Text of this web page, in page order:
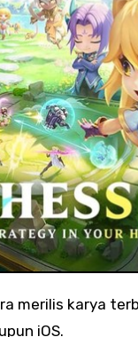
merilis karya
iOS.